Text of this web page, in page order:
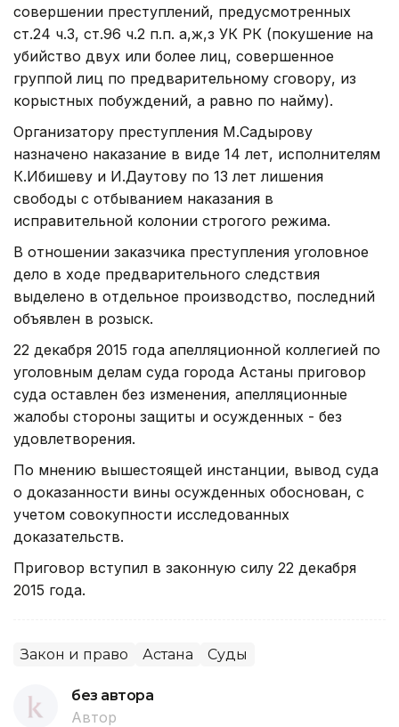
совершении преступлений, предусмотренных
ст.24 ч.3, ст.96 ч.2 п.п. а,ж,з УК РК (покушение на
убийство двух или более лиц, совершенное
группой лиц по предварительному сговору, из
корыстных побуждений, а равно по найму).
Организатору преступления М.Садырову
назначено наказание в виде 14 лет, исполнителям
К.Ибишеву и И.Даутову по 13 лет лишения
свободы с отбыванием наказания в
исправительной колонии строгого режима.
В отношении заказчика преступления уголовное
дело в ходе предварительного следствия
выделено в отдельное производство, последний
объявлен в розыск.
22 декабря 2015 года апелляционной коллегией по
уголовным делам суда города Астаны приговор
суда оставлен без изменения, апелляционные
жалобы стороны защиты и осужденных - без
удовлетворения.
По мнению вышестоящей инстанции, вывод суда
о доказанности вины осужденных обоснован, с
учетом совокупности исследованных
доказательств.
Приговор вступил в законную силу 22 декабря
2015 года.
Закон и право Астана Суды
без автора
Автор